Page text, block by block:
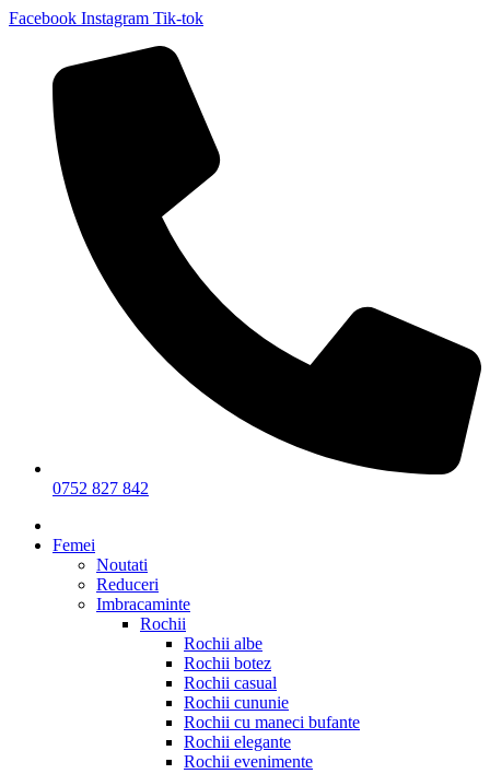
Facebook Instagram Tik-tok
0752 827 842
Femei
Noutati
Reduceri
Imbracaminte
Rochii
Rochii albe
Rochii botez
Rochii casual
Rochii cununie
Rochii cu maneci bufante
Rochii elegante
Rochii evenimente